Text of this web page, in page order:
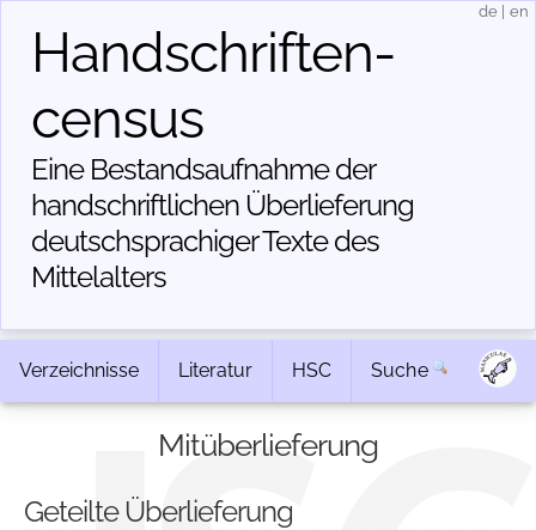
Handschriften­
census
Eine Bestandsaufnahme der
handschriftlichen Über­lieferung
deutschsprachiger Texte des
Mittelalters
de en
Verzeichnisse Literatur HSC Suche
Mitüberlieferung
Geteilte Überlieferung